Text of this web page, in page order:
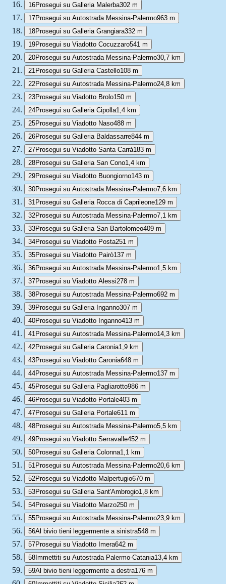
16Prosegui su Galleria Malerba302 m
17Prosegui su Autostrada Messina-Palermo963 m
18Prosegui su Galleria Grangiara332 m
19Prosegui su Viadotto Cocuzzaro541 m
20Prosegui su Autostrada Messina-Palermo30,7 km
21 Prosegui su Galleria Castello108 m
22Prosegui su Autostrada Messina-Palermo24,8 km
23Prosegui su Viadotto Brolo150 m
24Prosegui su Galleria Cipolla1,4 km
25Prosegui su Viadotto Naso488 m
26Prosegui su Galleria Baldassarre844 m
27Prosegui su Viadotto Santa Carrà183 m
28Prosegui su Galleria San Cono1,4 km
29Prosegui su Viadotto Buongiorno143 m
30Prosegui su Autostrada Messina-Palermo7,6 km
31 Prosegui su Galleria Rocca di Caprileone129 m
32Prosegui su Autostrada Messina-Palermo7,1 km
33Prosegui su Galleria San Bartolomeo409 m
34Prosegui su Viadotto Posta251 m
35Prosegui su Viadotto Pairò137 m
36Prosegui su Autostrada Messina-Palermo1,5 km
37Prosegui su Viadotto Alessi278 m
38Prosegui su Autostrada Messina-Palermo692 m
39Prosegui su Galleria Inganno307 m
40Prosegui su Viadotto Inganno413 m
41 Prosegui su Autostrada Messina-Palermo14,3 km
42Prosegui su Galleria Caronia1,9 km
43Prosegui su Viadotto Caronia648 m
44Prosegui su Autostrada Messina-Palermo137 m
45Prosegui su Galleria Pagliarotto986 m
46Prosegui su Viadotto Portale403 m
47Prosegui su Galleria Portale611 m
48Prosegui su Autostrada Messina-Palermo5,5 km
49Prosegui su Viadotto Serravalle452 m
50Prosegui su Galleria Colonna1,1 km
51 Prosegui su Autostrada Messina-Palermo20,6 km
52Prosegui su Viadotto Malpertugio670 m
53Prosegui su Galleria Sant'Ambrogio1,8 km
54Prosegui su Viadotto Marzo250 m
55Prosegui su Autostrada Messina-Palermo23,9 km
56Al bivio tieni leggermente a sinistra548 m
57Prosegui su Viadotto Imera642 m
58Immettiti su Autostrada Palermo-Catania13,4 km
59Al bivio tieni leggermente a destra176 m